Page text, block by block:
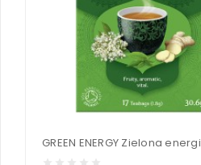
GREEN ENERGY Zielona